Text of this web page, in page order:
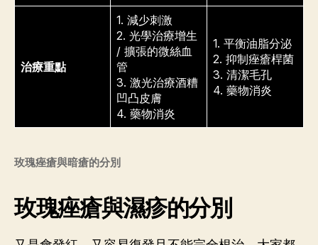
治療重點
1. 減少刺激
2. 光學治療增生
/ 擴張的微絲血
管
3. 激光治療酒糟
凹凸皮膚
4. 藥物消炎
1. 平衡油脂分泌
2. 抑制痤瘡桿菌
3. 清潔毛孔
4. 藥物消炎
玫瑰痤瘡與暗瘡的分別
玫瑰痤瘡與濕疹的分別